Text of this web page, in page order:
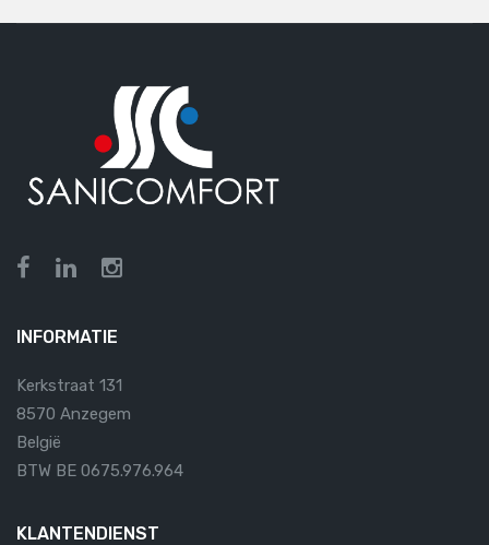
INFORMATIE
Kerkstraat 131
8570 Anzegem
België
BTW BE 0675.976.964
KLANTENDIENST